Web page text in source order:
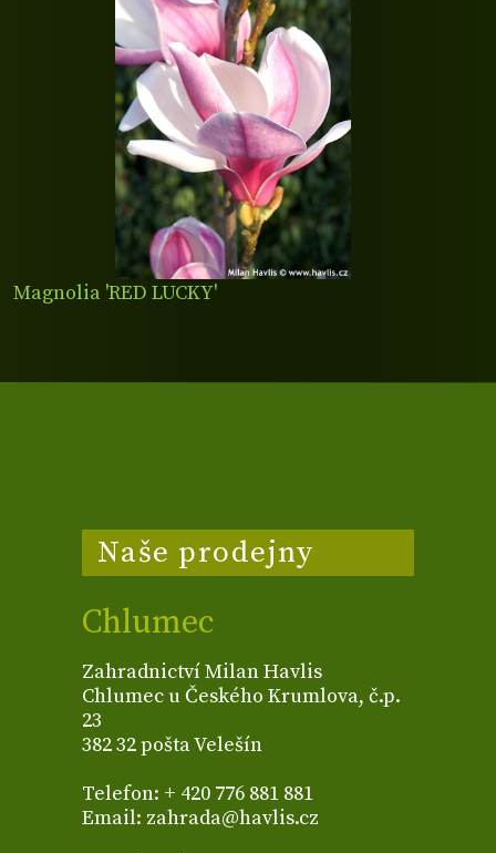
Magnolia 'RED LUCKY'
Naše prodejny
Chlumec
Zahradnictví Milan Havlis
Chlumec u Českého Krumlova, č.p.
23
382 32 pošta Velešín
Telefon: + 420 776 881 881
Email: zahrada@havlis.cz